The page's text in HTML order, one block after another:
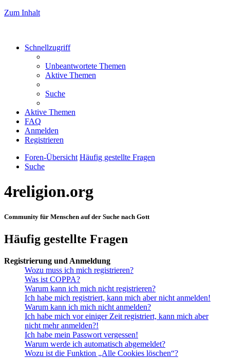
Zum Inhalt
Schnellzugriff
Unbeantwortete Themen
Aktive Themen
Suche
Aktive Themen
FAQ
Anmelden
Registrieren
Foren-Übersicht Häufig gestellte Fragen
Suche
4religion.org
Community für Menschen auf der Suche nach Gott
Häufig gestellte Fragen
Registrierung und Anmeldung
Wozu muss ich mich registrieren?
Was ist COPPA?
Warum kann ich mich nicht registrieren?
Ich habe mich registriert, kann mich aber nicht anmelden!
Warum kann ich mich nicht anmelden?
Ich habe mich vor einiger Zeit registriert, kann mich aber
nicht mehr anmelden?!
Ich habe mein Passwort vergessen!
Warum werde ich automatisch abgemeldet?
Wozu ist die Funktion „Alle Cookies löschen“?